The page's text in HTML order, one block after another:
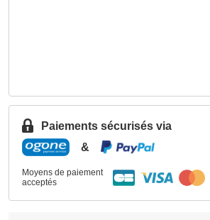
Paiements sécurisés via
&
Moyens de paiement
acceptés